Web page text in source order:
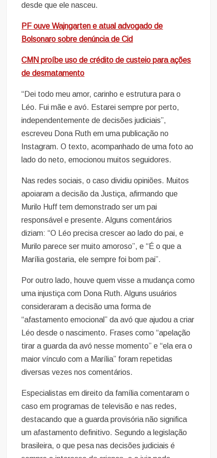
desde que ele nasceu.
PF ouve Wajngarten e atual advogado de
Bolsonaro sobre denúncia de Cid
CMN proíbe uso de crédito de custeio para ações
de desmatamento
“Dei todo meu amor, carinho e estrutura para o
Léo. Fui mãe e avó. Estarei sempre por perto,
independentemente de decisões judiciais”,
escreveu Dona Ruth em uma publicação no
Instagram. O texto, acompanhado de uma foto ao
lado do neto, emocionou muitos seguidores.
Nas redes sociais, o caso dividiu opiniões. Muitos
apoiaram a decisão da Justiça, afirmando que
Murilo Huff tem demonstrado ser um pai
responsável e presente. Alguns comentários
diziam: “O Léo precisa crescer ao lado do pai, e
Murilo parece ser muito amoroso”, e “É o que a
Marília gostaria, ele sempre foi bom pai”.
Por outro lado, houve quem visse a mudança como
uma injustiça com Dona Ruth. Alguns usuários
consideraram a decisão uma forma de
“afastamento emocional” da avó que ajudou a criar
Léo desde o nascimento. Frases como “apelação
tirar a guarda da avó nesse momento” e “ela era o
maior vínculo com a Marília” foram repetidas
diversas vezes nos comentários.
Especialistas em direito da família comentaram o
caso em programas de televisão e nas redes,
destacando que a guarda provisória não significa
um afastamento definitivo. Segundo a legislação
brasileira, o que pesa nas decisões judiciais é